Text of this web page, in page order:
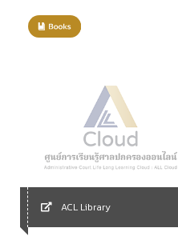
ACL Library